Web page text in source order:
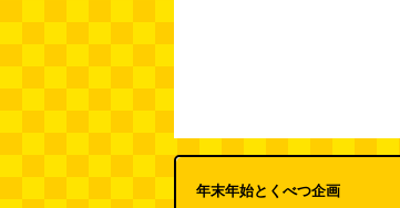
年末年始とくべつ企画